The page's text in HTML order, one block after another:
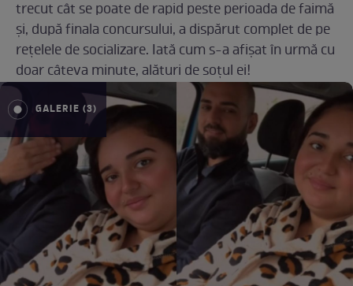
trecut cât se poate de rapid peste perioada de faimă
și, după finala concursului, a dispărut complet de pe
rețelele de socializare. Iată cum s-a afișat în urmă cu
doar câteva minute, alături de soțul ei!
GALERIE (3)